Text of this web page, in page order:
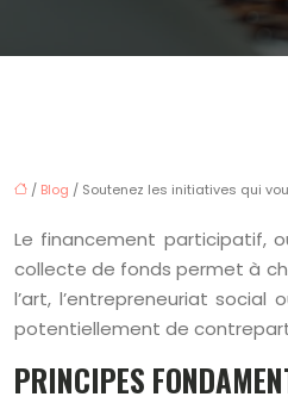
/ Blog / Soutenez les initiatives qui
Le financement participatif,
collecte de fonds permet à
l’art, l’entrepreneuriat
potentiellement de
PRINCIPES